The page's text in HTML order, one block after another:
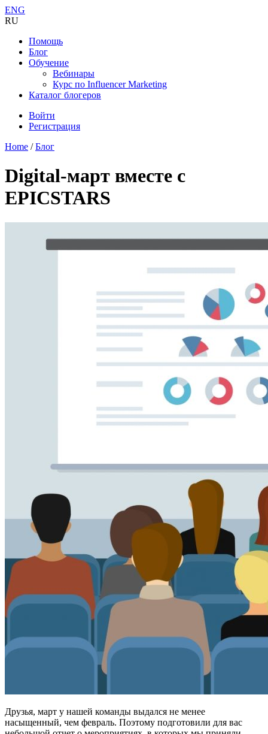
ENG
RU
Помощь
Блог
Обучение
Вебинары
Курс по Influencer Marketing
Каталог блогеров
Войти
Регистрация
Home /Блог
Digital-март вместе с
EPICSTARS
Друзья, март у нашей команды выдался не менее
насыщенный, чем февраль. Поэтому подготовили для вас